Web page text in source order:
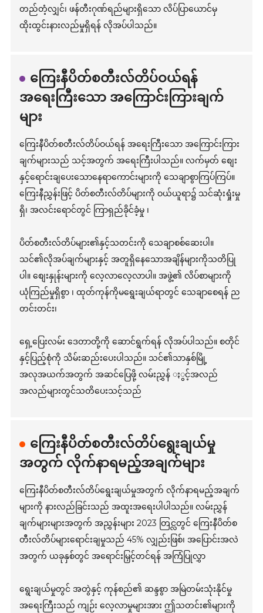
တည်တံ့လျှင်၊ ဖန်တီးဂုဏ်ရည်များရှိသော လိပ်ပြာယောင်မှ
ထိုးထွင်းနားလည်မှုရှိရန် လိုအပ်ပါသည်။
ကြေးနီပိတ်စတီးလ်တိပ်ဝယ်ရန်
အရေးကြီးသော အကြောင်းကြားချက်
များ
ကြေးနီပိတ်စတီးလ်တိပ်ဝယ်ရန် အရေးကြီးသော အကြောင်းကြား
ချက်များသည် သင့်အတွက် အရေးကြီးပါသည်။ လက်မှတ် စျေး
နှင့်ရောင်းချပေးသောနေရာကောင်းများကို သေချာစွာကြပ်ကြပ်။
ကြေးနီညွှန်းဖြင့် ပိတ်စတီးလ်တိပ်များကို ဝယ်ယူရာ၌ သင်ဆုံးရှုံးမှု
ရှိ၊ အလင်းရောင်တွင် ကြာရှည်ခိုင်ခံ့မှု ၊
ပိတ်စတီးလ်တိပ်များ၏နှင့်သတင်းကို သေချာစစ်ဆေးပါ။
သင်၏လိုအပ်ချက်များနှင့် အတူရှိနေသောအချိန်များကိုသတိပြု
ပါ။ စျေးနှုန်းများကို လေ့လာလေ့လာပါ။ အဖွဲ့၏ လိပ်စာများကို
ယုံကြည်မှုရှိစွာ ၊ ထုတ်ကုန်ကိုမရွေးချယ်ရာတွင် သေချာစေရန် ည
တင်းတင်း၊
ရှေ့ပြေးလမ်း ဒေတာတို့ကို ဆောင်ရွက်ရန် လိုအပ်ပါသည်။ စတိုင်
နှင့်ပြည့်စုံကို သိမ်းဆည်းပေးပါသည်။ သင်၏သာနှစ်မြို့
အလုအယက်အတွက် အဆင်ပြေဖို့ လမ်းညွှန် ႏွင့်အလည်
အလည်များတွင်သတိပေးသင့်သည်
ကြေးနီပိတ်စတီးလ်တိပ်ရွေးချယ်မှု
အတွက် လိုက်နာရမည့်အချက်များ
ကြေးနီပိတ်စတီးလ်တိပ်ရွေးချယ်မှုအတွက် လိုက်နာရမည့်အချက်
များကို နားလည်ခြင်းသည် အထူးအရေးပါပါသည်။ လမ်းညွှန်
ချက်များများအတွက် အညွှန်းများ 2023 တြင္လတွင် ကြေးနီပိတ်စ
တီးလ်တိပ်များရောင်းချမှုသည် 45% လျှည်းဖြစ်၊ အပြောင်းအလဲ
အတွက် ယခုနှစ်တွင် အရောင်းမြှင့်တင်ရန် အကြံပြုလွှာ
ရွေးချယ်မှုတွင် အတွဲနှင့် ကုန်စည်၏ ဆန္ဒစွာ အမြဲတမ်းသုံးနိုင်မှု
အရေးကြီးသည် ကျဉ်း လေ့လာမှုများအား ဤသတင်း၏များကို